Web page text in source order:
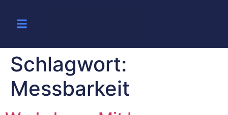
Schlagwort:
Messbarkeit